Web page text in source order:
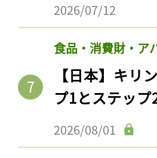
2026/07/12
食品・消費財・ア
【日本】キリ
プ1とステッ
2026/08/01